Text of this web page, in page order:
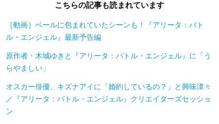
こちらの記事も読まれています
［動画］ベールに包まれていたシーンも！『アリータ：バト
ル・エンジェル』最新予告編
原作者・木城ゆきと『アリータ：バトル・エンジェル』に「う
らやましい」
オスカー俳優、キズナアイに「婚約しているの？」と興味津々
／『アリータ：バトル・エンジェル』クリエイターズセッショ
ン